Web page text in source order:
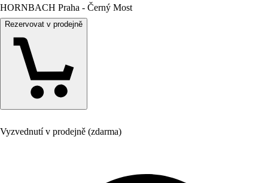
HORNBACH Praha - Černý Most
Rezervovat v prodejně
Vyzvednutí v prodejně (zdarma)